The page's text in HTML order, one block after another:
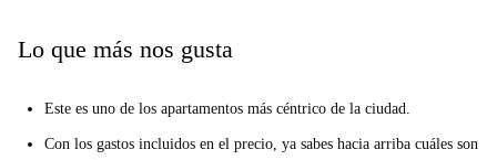
Lo que más nos gusta
Este es uno de los apartamentos más céntrico de la ciudad.
Con los gastos incluidos en el precio, ya sabes hacia arriba cuáles son